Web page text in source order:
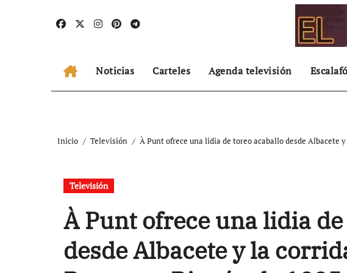
Noticias Carteles Agenda televisión
Inicio Televisión À Punt ofrece una lidia de toreo acaballo desde Albacete
Televisión
À Punt ofrece una lidia
desde Albacete y la